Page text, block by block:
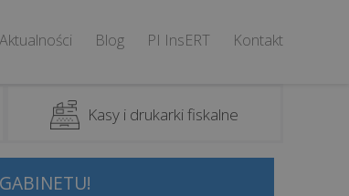
Aktualności Blog PI InsERT Kontakt
Kasy i drukarki fiskalne